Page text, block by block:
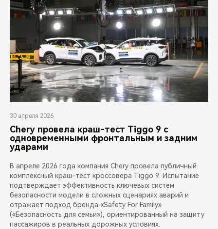
30 апреля 2026
Chery провела краш-тест Tiggo 9 с
одновременными фронтальным и задним
ударами
В апреле 2026 года компания Chery провела публичный
комплексный краш-тест кроссовера Tiggo 9. Испытание
подтверждает эффективность ключевых систем
безопасности модели в сложных сценариях аварий и
отражает подход бренда «Safety For Family»
(«Безопасность для семьи»), ориентированный на защиту
пассажиров в реальных дорожных условиях.